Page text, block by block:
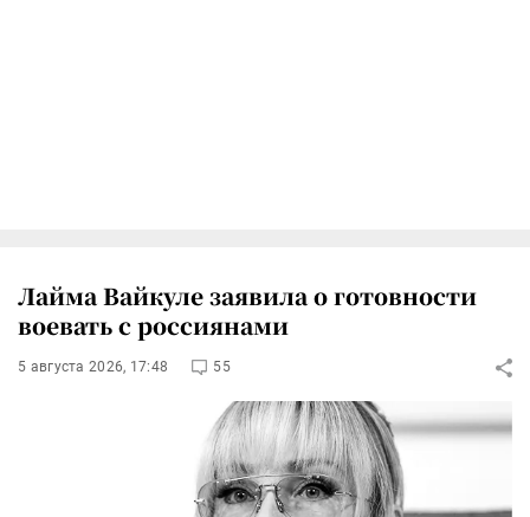
Лайма Вайкуле заявила о готовности
воевать с россиянами
5 августа 2026, 17:48 55